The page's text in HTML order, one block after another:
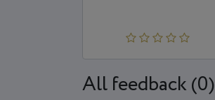
All feedback (0)